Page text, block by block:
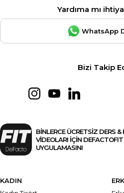
Yardıma mı
WhatsApp
Bizi Takip
BİNLERCE ÜCRETSİZ DERS &
VİDEOLARI İÇİN DEFACTOFIT
UYGULAMASINI
KADIN